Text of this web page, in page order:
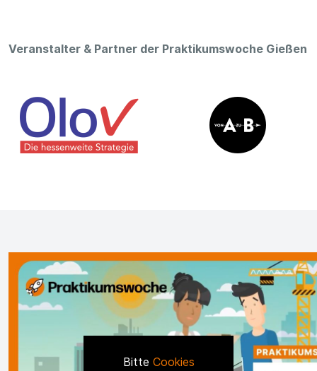
Veranstalter & Partner der Praktikumswoche Gießen
Bitte Cookies